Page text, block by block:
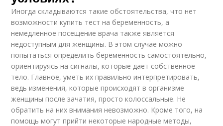
Иногда складываются такие обстоятельства, что нет
возможности купить тест на беременность, а
немедленное посещение врача также является
недоступным для женщины. В этом случае можно
попытаться определить беременность самостоятельно,
ориентируясь на сигналы, которые даёт собственное
тело. Главное, уметь их правильно интерпретировать,
ведь изменения, которые происходят в организме
женщины после зачатия, просто колоссальные. Не
обратить на них внимания невозможно. Кроме того, на
помощь могут прийти некоторые народные методы,